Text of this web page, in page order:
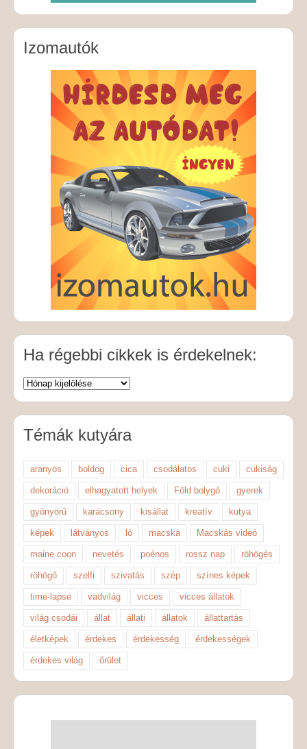
Izomautók
Ha régebbi cikkek is érdekelnek:
Témák kutyára
aranyos boldog cica csodálatos cuki cukiság
dekoráció elhagyatott helyek Föld bolygó gyerek
gyönyörű karácsony kisállat kreatív kutya
képek látványos ló macska Macskás videó
maine coon nevetés poénos rossz nap röhögés
röhögő szelfi szivatás szép színes képek
time-lapse vadvilág vicces vicces állatok
világ csodái állat állati állatok állattartás
életképek érdekes érdekesség érdekességek
érdekes világ őrület